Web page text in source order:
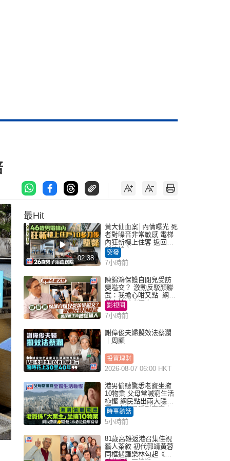
最Hit
02:38
黃大仙血案│內情曝光 死
者對噪音非常敏感 電梯
內狂斬樓上住客 返回住
所墮樓亡
突發
7小時前
陳錦鴻保護自閉兒受訪
變嗌交？ 激動反駁顏聯
武：我擔心咁又點 網民
批主持咄咄逼人
影視圈
7小時前
謝偉俊夫婦擬效法蔡瀾
｜周顯
投資理財
2026-08-07 06:00 HKT
港男偷聽驚悉老竇坐擁
10物業 父母常喊窮生活
極慳 網民點出兩大隱
憂：未必是隱形富豪｜
Juicy叮
時事熱話
5小時前
81歲高雄返港召集佳視
藝人茶敘 初代郭靖黃蓉
同框遇羅樂林勾起《神